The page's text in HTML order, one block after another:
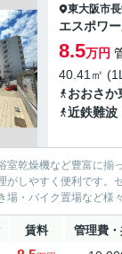
東大阪市
エスポワ
8.5万円
40.41㎡
おおさか
近鉄難波
室乾燥機など豊富に揃
がしやすく便利です。
場・バイク置場など様
賃料 管理費